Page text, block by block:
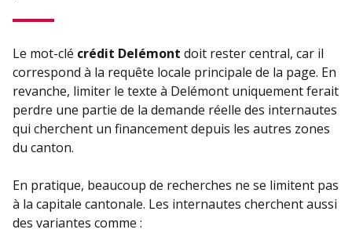
Le mot-clé crédit Delémont doit rester central, car il
correspond à la requête locale principale de la page. En
revanche, limiter le texte à Delémont uniquement ferait
perdre une partie de la demande réelle des internautes
qui cherchent un financement depuis les autres zones
du canton.
En pratique, beaucoup de recherches ne se limitent pas
à la capitale cantonale. Les internautes cherchent aussi
des variantes comme :